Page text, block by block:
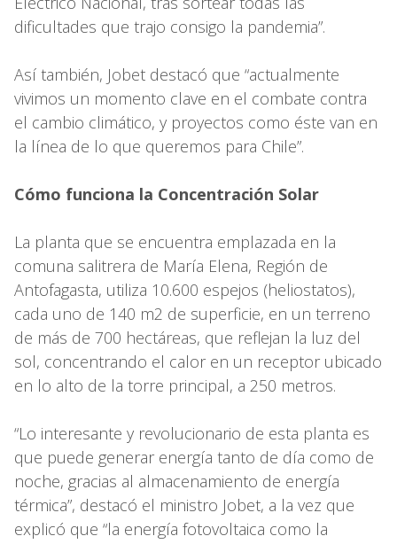
dificultades que trajo consigo la pandemia”.
Así también, Jobet destacó que “actualmente
vivimos un momento clave en el combate contra
el cambio climático, y proyectos como éste van en
la línea de lo que queremos para Chile”.
Cómo funciona la Concentración Solar
La planta que se encuentra emplazada en la
comuna salitrera de María Elena, Región de
Antofagasta, utiliza 10.600 espejos (heliostatos),
cada uno de 140 m2 de superficie, en un terreno
de más de 700 hectáreas, que reflejan la luz del
sol, concentrando el calor en un receptor ubicado
en lo alto de la torre principal, a 250 metros.
“Lo interesante y revolucionario de esta planta es
que puede generar energía tanto de día como de
noche, gracias al almacenamiento de energía
térmica”, destacó el ministro Jobet, a la vez que
explicó que “la energía fotovoltaica como la